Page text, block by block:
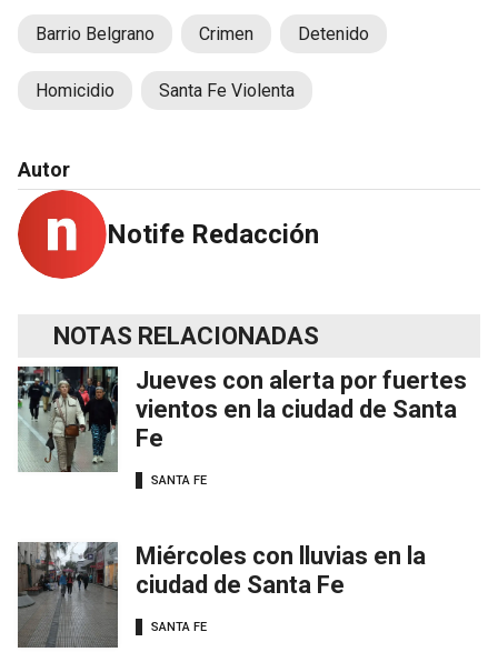
Barrio Belgrano Crimen Detenido
Homicidio Santa Fe Violenta
Autor
Notife Redacción
NOTAS RELACIONADAS
Jueves con alerta por fuertes
vientos en la ciudad de Santa
Fe
SANTA FE
Miércoles con lluvias en la
ciudad de Santa Fe
SANTA FE